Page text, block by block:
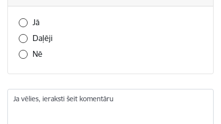
Vai šī informācija bija noderīga?
Jā
Daļēji
Nē
Ja vēlies, ieraksti šeit komentāru